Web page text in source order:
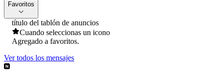
Favoritos
título del tablón de anuncios
Cuando seleccionas un icono
Agregado a favoritos.
Ver todos los mensajes